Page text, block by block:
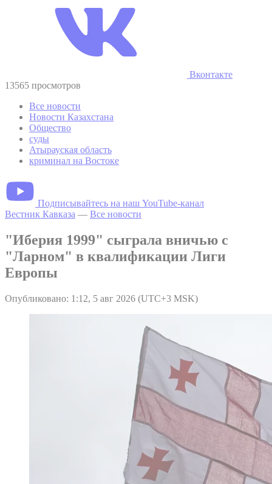
Вконтакте
13565 просмотров
Все новости
Новости Казахстана
Общество
суды
Атырауская область
криминал на Востоке
Подписывайтесь на наш YouTube-канал
Вестник Кавказа — Все новости
"Иберия 1999" сыграла вничью с
"Ларном" в квалификации Лиги
Европы
Опубликовано: 1:12, 5 авг 2026 (UTC+3 MSK)